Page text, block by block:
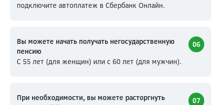
подключите автоплатеж в Сбербанк Онлайн.
Вы можете начать получать негосударственную
пенсию
06
С 55 лет (для женщин) или с 60 лет (для мужчин).
При необходимости, вы можете расторгнуть
07